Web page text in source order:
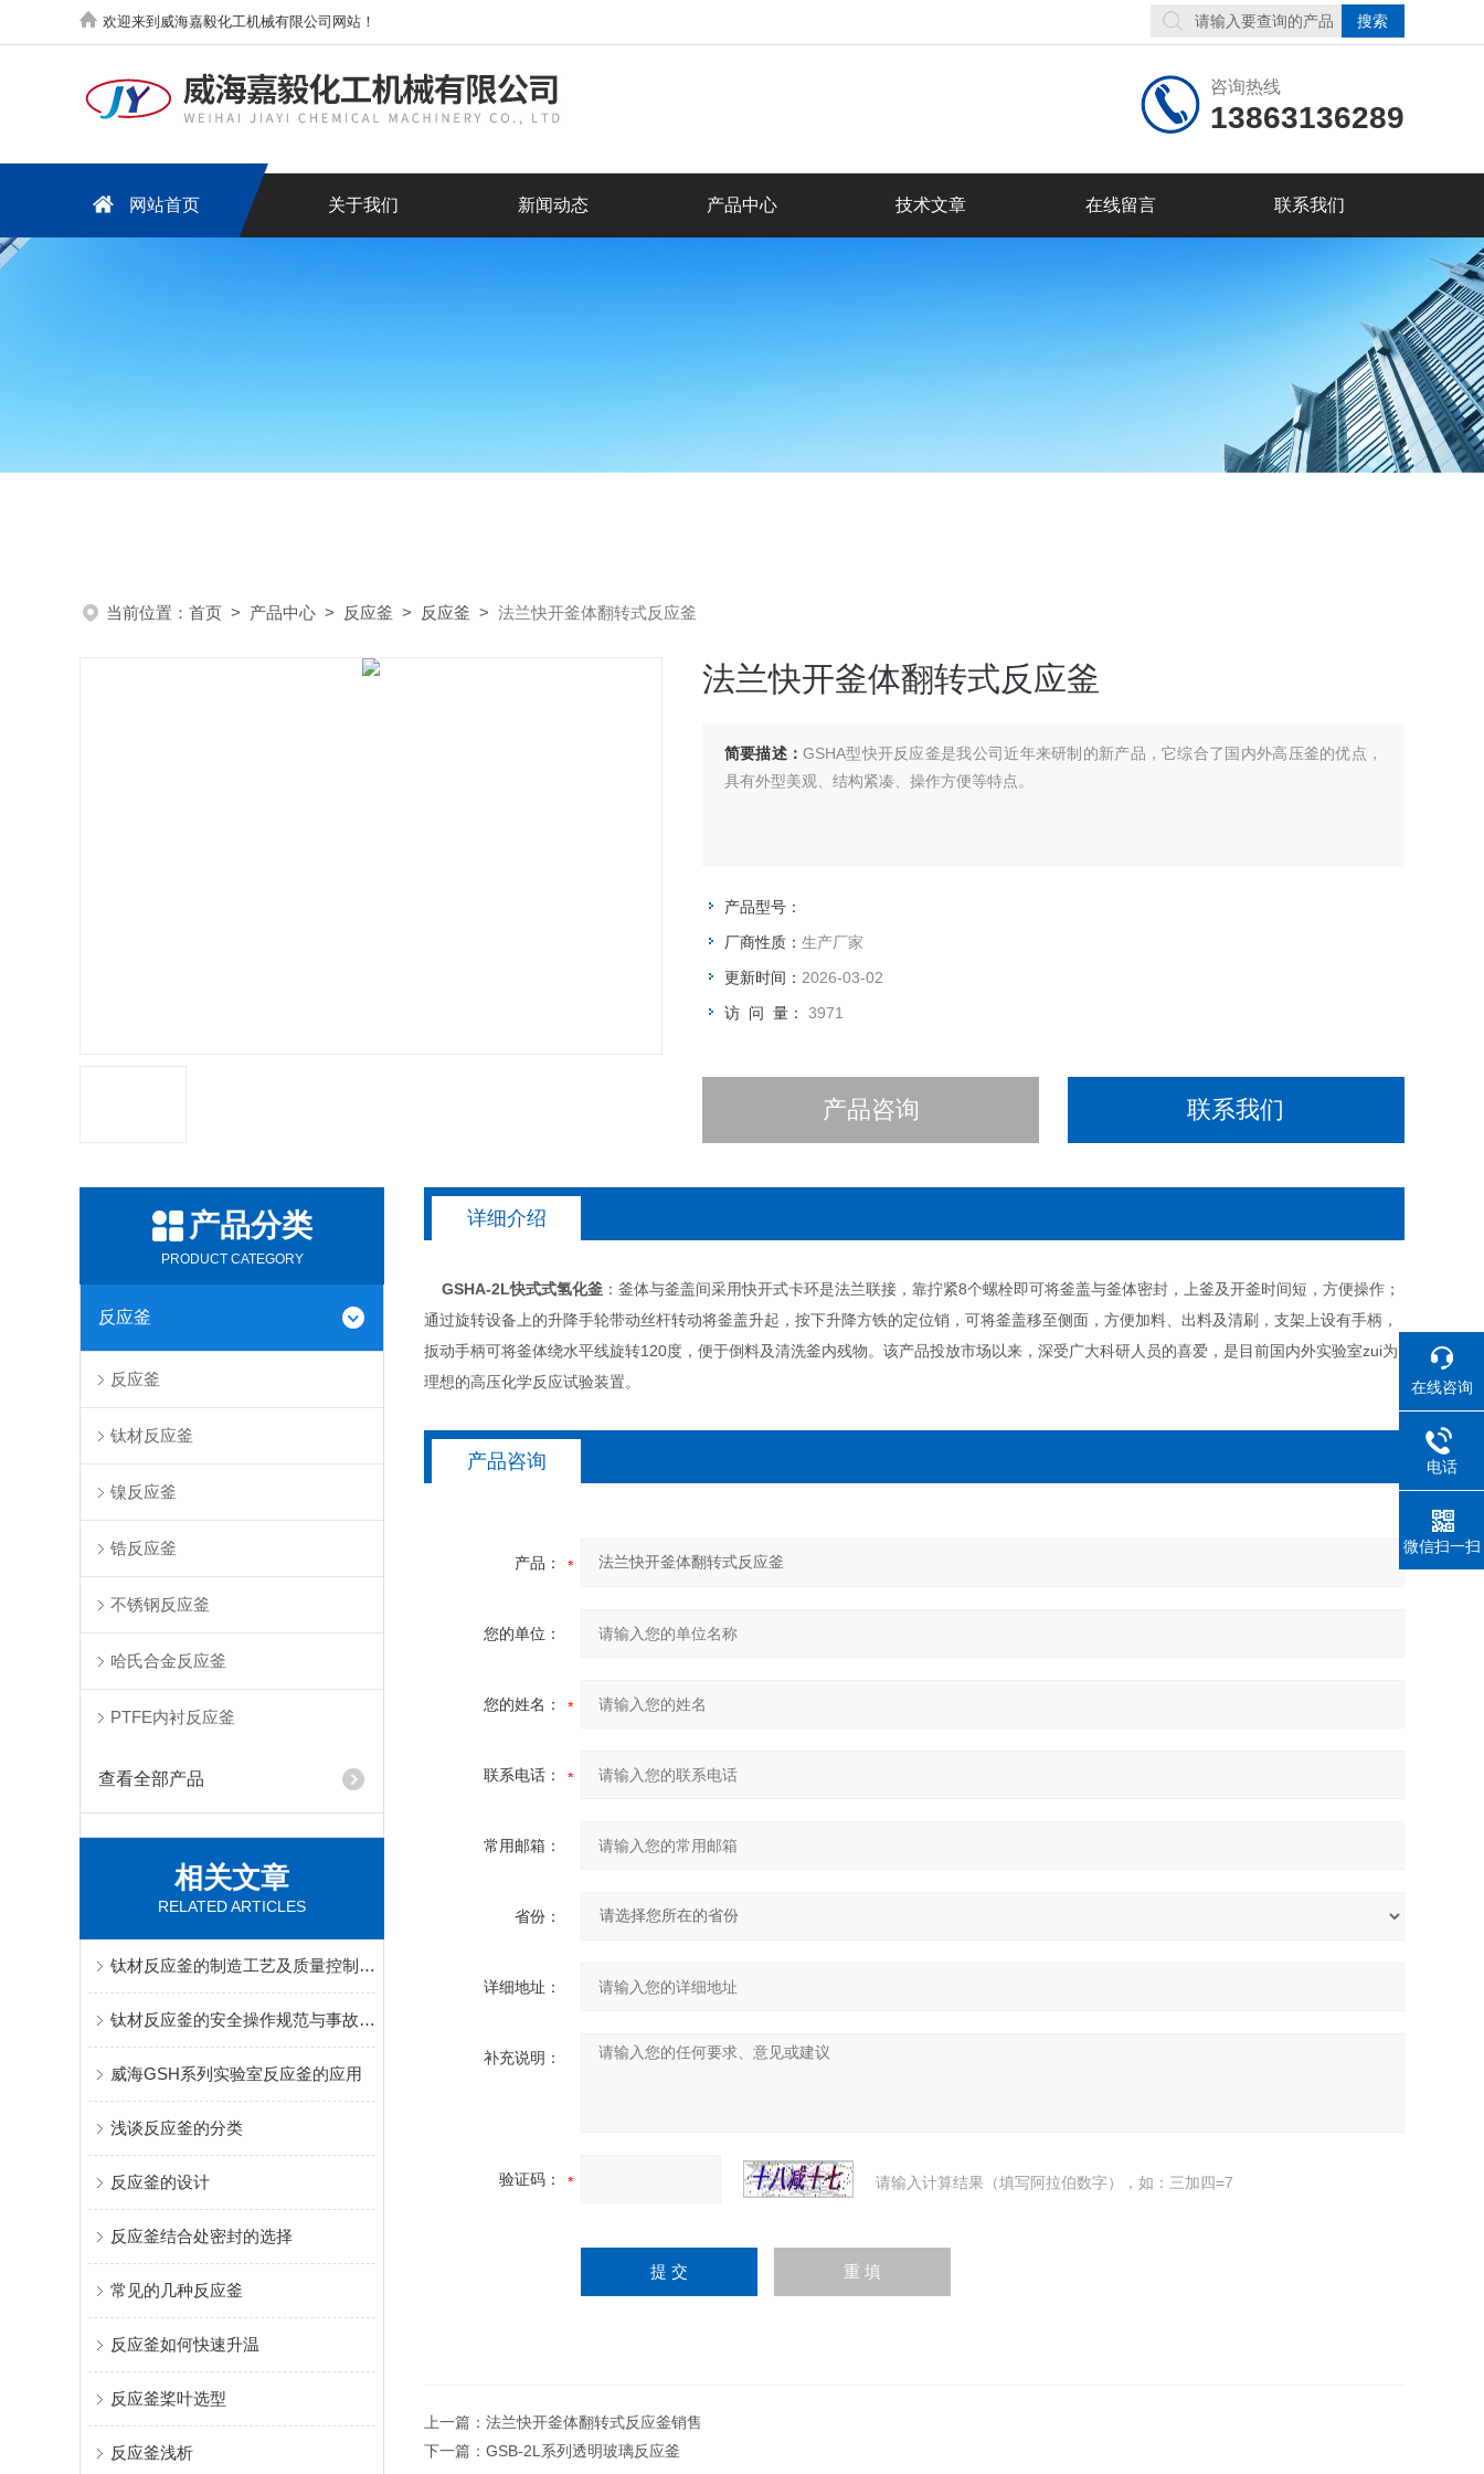
欢迎来到威海嘉毅化工机械有限公司网站！
咨询热线
13863136289
网站首页 关于我们 新闻动态 产品中心 技术文章 在线留言 联系我们
当前位置： 首页 > 产品中心 > 反应釜 > 反应釜 > 法兰快开釜体翻转式反应釜
法兰快开釜体翻转式反应釜
简要描述： GSHA型快开反应釜是我公司近年来研制的新产品，它综合了国内外高压釜的优点，
具有外型美观、结构紧凑、操作方便等特点。
产品型号：
厂商性质： 生产厂家
更新时间： 2026-03-02
访 问 量： 3971
产品咨询 联系我们
产品分类
PRODUCT CATEGORY
反应釜
反应釜
钛材反应釜
镍反应釜
锆反应釜
不锈钢反应釜
哈氏合金反应釜
PTFE内衬反应釜
查看全部产品
相关文章
RELATED ARTICLES
钛材反应釜的制造工艺及质量控制方法
钛材反应釜的安全操作规范与事故预防措施
威海GSH系列实验室反应釜的应用
浅谈反应釜的分类
反应釜的设计
反应釜结合处密封的选择
常见的几种反应釜
反应釜如何快速升温
反应釜桨叶选型
反应釜浅析
详细介绍
GSHA-2L快式式氢化釜 ：釜体与釜盖间采用快开式卡环是法兰联接，靠拧紧8个螺栓即可将釜盖与釜体密封，上釜及开釜时间短，方便操作；
通过旋转设备上的升降手轮带动丝杆转动将釜盖升起，按下升降方铁的定位销，可将釜盖移至侧面，方便加料、出料及清刷，支架上设有手柄，
扳动手柄可将釜体绕水平线旋转120度，便于倒料及清洗釜内残物。该产品投放市场以来，深受广大科研人员的喜爱，是目前国内外实验室zui为
理想的高压化学反应试验装置。
产品咨询
产品：
您的单位：
您的姓名：
联系电话：
常用邮箱：
省份：
详细地址：
补充说明：
验证码： 请输入计算结果（填写阿拉伯数字），如：三加四=7
上一篇： 法兰快开釜体翻转式反应釜销售
下一篇： GSB-2L系列透明玻璃反应釜
在线咨询
电话
微信扫一扫